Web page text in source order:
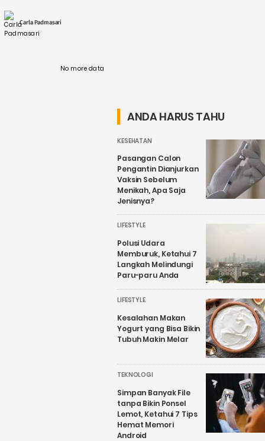
Carla Padmasari
No more data
ANDA HARUS TAHU
KESEHATAN
Pasangan Calon
Pengantin Dianjurkan
Vaksin Sebelum
Menikah, Apa Saja
Jenisnya?
LIFESTYLE
Polusi Udara
Memburuk, Ketahui 7
Langkah Melindungi
Paru-paru Anda
LIFESTYLE
Kesalahan Makan
Yogurt yang Bisa Bikin
Tubuh Makin Melar
TEKNOLOGI
Simpan Banyak File
tanpa Bikin Ponsel
Lemot, Ketahui 7 Tips
Hemat Memori
Android